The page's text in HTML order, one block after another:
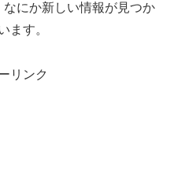
にか新しい情報が見つか
ます。
リンク